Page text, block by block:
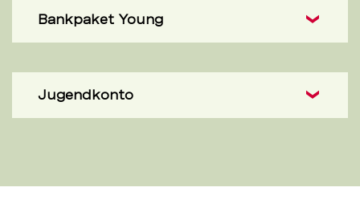
Bankpaket Young
Jugendkonto